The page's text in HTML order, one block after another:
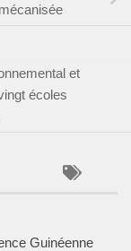
et
écoles
Guinéenne